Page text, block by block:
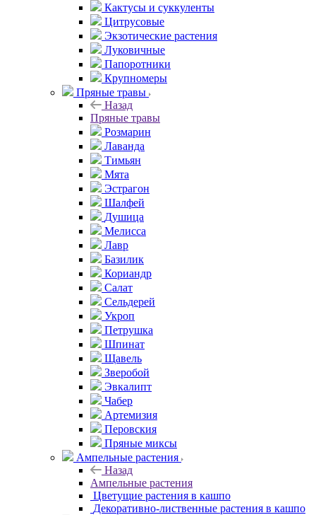
Кактусы и суккуленты
Цитрусовые
Экзотические растения
Луковичные
Папоротники
Крупномеры
Пряные травы
Назад
Пряные травы
Розмарин
Лаванда
Тимьян
Мята
Эстрагон
Шалфей
Душица
Мелисса
Лавр
Базилик
Кориандр
Салат
Сельдерей
Укроп
Петрушка
Шпинат
Щавель
Зверобой
Эвкалипт
Чабер
Артемизия
Перовския
Пряные миксы
Ампельные растения
Назад
Ампельные растения
Цветущие растения в кашпо
Декоративно-лиственные растения в кашпо